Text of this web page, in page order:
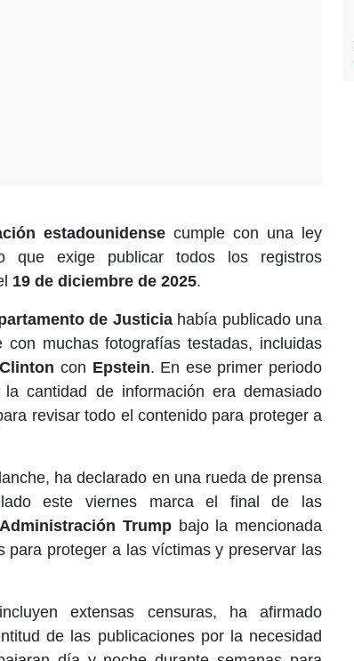
estadounidense cumple con una ley
que exige publicar todos los registros
19 de diciembre de 2025.
de Justiciahabía publicado una
muchas fotografías testadas, incluidas
con Epstein. En ese primer periodo
cantidad de información era demasiado
revisar todo el contenido para proteger a
ha declarado en una rueda de prensa
este viernes marca el final de las
Administración Trumpbajo la mencionada
para proteger a las víctimas y preservar las
extensas censuras, ha afirmado
de las publicaciones por la necesidad